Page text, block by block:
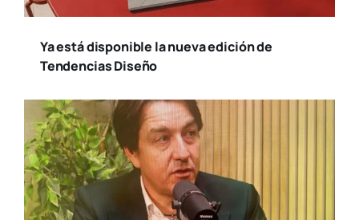
Ya está disponible la nueva edición de
Tendencias Diseño